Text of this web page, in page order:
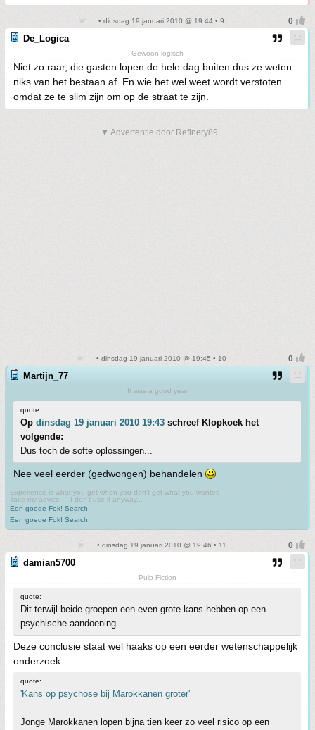
• dinsdag 19 januari 2010 @ 19:44 • 9
De_Logica
Gewoon logisch
Niet zo raar, die gasten lopen de hele dag buiten dus ze weten
niks van het bestaan af. En wie het wel weet wordt verstoten
omdat ze te slim zijn om op de straat te zijn.
▼ Advertentie door Refinery89
• dinsdag 19 januari 2010 @ 19:45 • 10
Martijn_77
It was a good year
quote:
Op dinsdag 19 januari 2010 19:43 schreef Klopkoek het
volgende:
Dus toch de softe oplossingen...
Nee veel eerder (gedwongen) behandelen
Experience is what you get when you don't get what you wanted
Take my advice ... I don't use it anyway...
Een goede Fok! Search
Een goede Fok! Search
• dinsdag 19 januari 2010 @ 19:46 • 11
damian5700
Pulp Fiction
quote:
Dit terwijl beide groepen een even grote kans hebben op een
psychische aandoening.
Deze conclusie staat wel haaks op een eerder wetenschappelijk
onderzoek:
quote:
'Kans op psychose bij Marokkanen groter'
Jonge Marokkanen lopen bijna tien keer zo veel risico op een